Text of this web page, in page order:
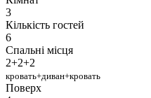
3
Кількість гостей
6
Спальні місця
2+2+2
кровать+диван+кровать
Поверх